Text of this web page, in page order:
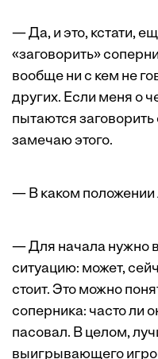
— Да, и это, кстати,
«заговорить»
вообще ни с кем не
других. Если меня о
пытаются
замечаю этого.
— В каком положении
— Для начала нужно
ситуацию: может,
стоит. Это можно
соперника: часто ли
пасовал. В целом,
выигрывающего